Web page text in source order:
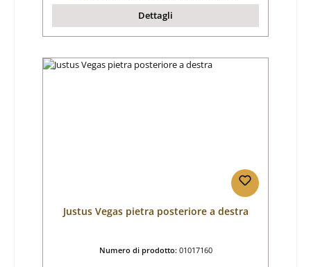
Dettagli
Justus Vegas pietra posteriore a destra
Numero di prodotto: 01017160